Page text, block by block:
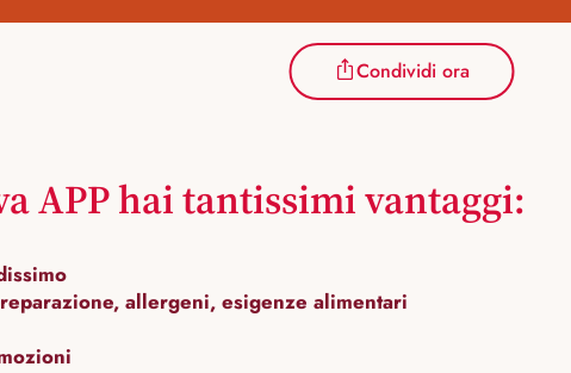
Condividi ora
APP hai tantissimi vantaggi:
allergeni, esigenze alimentari